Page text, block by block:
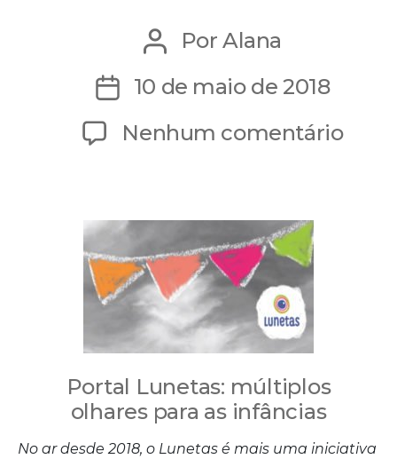
Autor
do
Por Alana
Data
de
10 de maio de 2018
Nenhum comentárioem
Portal Lunetas: múltiplos
olhares para as infâncias
No ar desde 2018, o Lunetas é mais uma iniciativa